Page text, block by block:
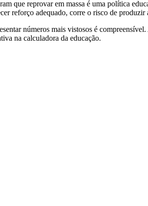
que reprovar em massa é uma política
reforço adequado, corre o risco de produzir
números mais vistosos é
na calculadora da educação.